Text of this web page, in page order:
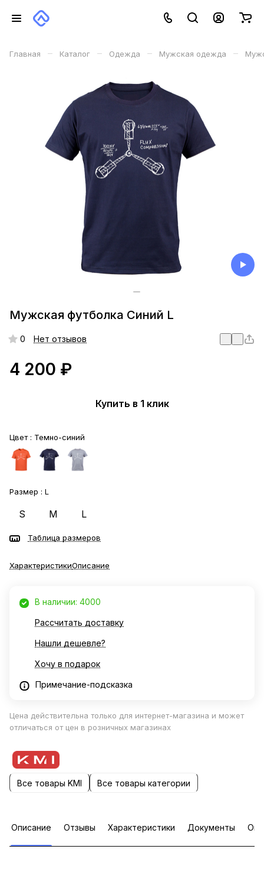
Главная – Каталог – Одежда – Мужская одежда –
Мужская футболка Синий L
0 Нет отзывов
4 200 ₽
Купить в 1 клик
Цвет : Темно-синий
Размер : L
S M L
Таблица размеров
ХарактеристикиОписание
В наличии: 4000
Рассчитать доставку
Нашли дешевле?
Хочу в подарок
Примечание-подсказка
Цена действительна только для интернет-магазина и может
отличаться от цен в розничных магазинах
Все товары KMI Все товары категории
Описание Отзывы Характеристики Документы